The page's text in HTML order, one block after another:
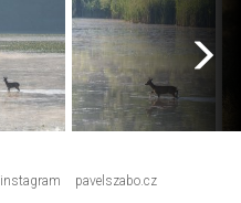
instagram pavelszabo.cz